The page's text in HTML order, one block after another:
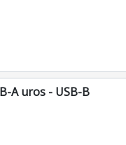
A uros - USB-B